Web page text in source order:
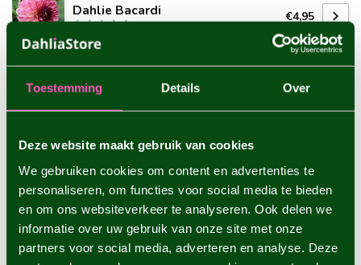
Toestemming Details Over
Deze website maakt gebruik van cookies
We gebruiken cookies om content en advertenties te
personaliseren, om functies voor social media te bieden
en om ons websiteverkeer te analyseren. Ook delen we
informatie over uw gebruik van onze site met onze
partners voor social media, adverteren en analyse. Deze
Dahlie Bacardi €4,95
Dahlie Cafe au Lait Royal
Dahlie Burlesca €4,95